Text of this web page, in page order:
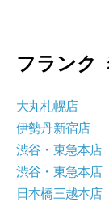
フランク
大丸札幌店
伊勢丹新宿店
渋谷・東急本
渋谷・東急本
日本橋三越本店